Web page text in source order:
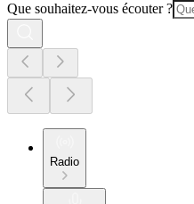
Que souhaitez-vous écouter ?
Radio